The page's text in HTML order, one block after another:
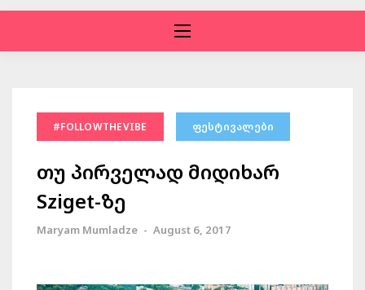
#FOLLOWTHEVIBE ᲤᲔᲡᲢᲘᲕᲐᲚᲔᲑᲘ
თუ პირველად მიდიხარ
Sziget-ზე
Maryam Mumladze - August 6, 2017